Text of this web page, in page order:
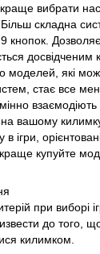
вибрати
складна
кнопок.
досвідченим
моделей, які
стає все
взаємодіють
вашому
ігри,
купуйте
при виборі
до того,
килимком.